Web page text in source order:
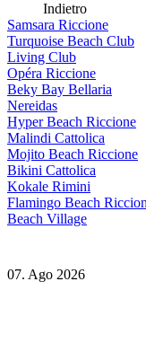
Indietro
Samsara Riccione
Turquoise Beach Club
Living Club
Opéra Riccione
Beky Bay Bellaria
Nereidas
Hyper Beach Riccione
Malindi Cattolica
Mojito Beach Riccione
Bikini Cattolica
Kokale Rimini
Flamingo Beach
Beach Village
07. Ago 2026